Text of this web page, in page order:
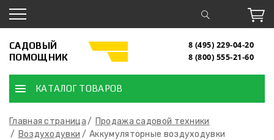
САДОВЫЙ
ПОМОЩНИК
8 (495) 229-04-20
8 (800) 555-21-60
КАТАЛОГ ТОВАРОВ
Главная страница
Продажа садовой техники
Воздуходувки
Аккумуляторные воздуходувки